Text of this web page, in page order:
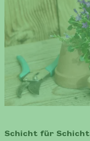
Schicht für Schicht